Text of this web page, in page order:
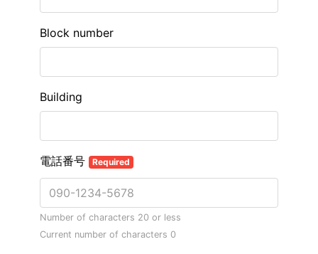
Block number
Building
電話番号 Required
Number of characters 20 or less
Current number of characters 0